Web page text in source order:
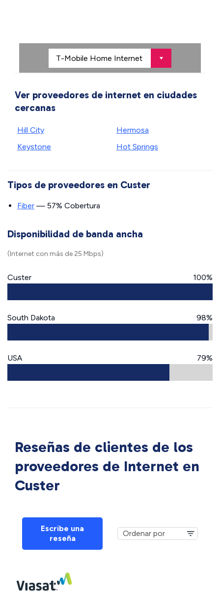
Ver proveedores de internet en ciudades
cercanas
Hill City
Keystone
Hermosa
Hot Springs
Tipos de proveedores en Custer
Fiber — 57% Cobertura
Disponibilidad de banda ancha
(Internet con más de 25 Mbps)
Custer 100%
South Dakota 98%
USA 79%
Reseñas de clientes de los
proveedores de Internet en
Custer
Escribe una
reseña